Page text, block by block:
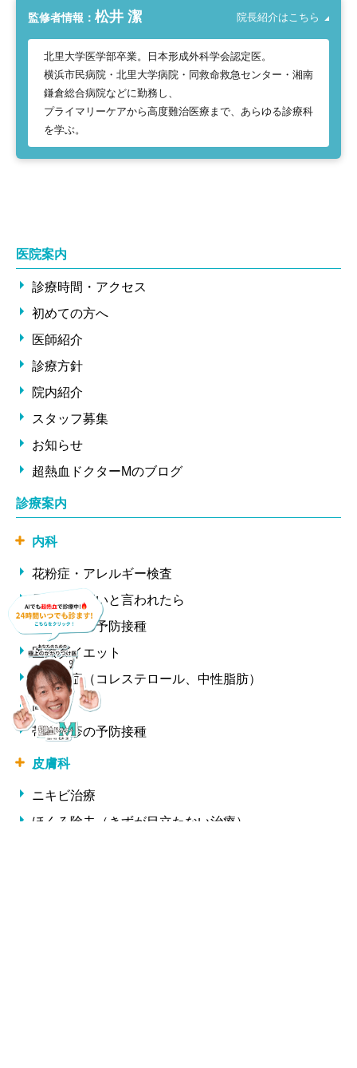
監修者情報： 松井 潔 院長紹介はこちら
北里大学医学部卒業。日本形成外科学会認定医。
横浜市民病院・北里大学病院・同救命救急センター・湘南
鎌倉総合病院などに勤務し、
プライマリーケアから高度難治医療まで、あらゆる診療科
を学ぶ。
医院案内
診療時間・アクセス
初めての方へ
医師紹介
診療方針
院内紹介
スタッフ募集
お知らせ
超熱血ドクターMのブログ
診療案内
内科
花粉症・アレルギー検査
尿酸値が高いと言われたら
帯状疱疹の予防接種
医療ダイエット
高脂血症（コレステロール、中性脂肪）
高血圧
帯状疱疹の予防接種
皮膚科
ニキビ治療
ほくろ除去（きずが目立たない治療）